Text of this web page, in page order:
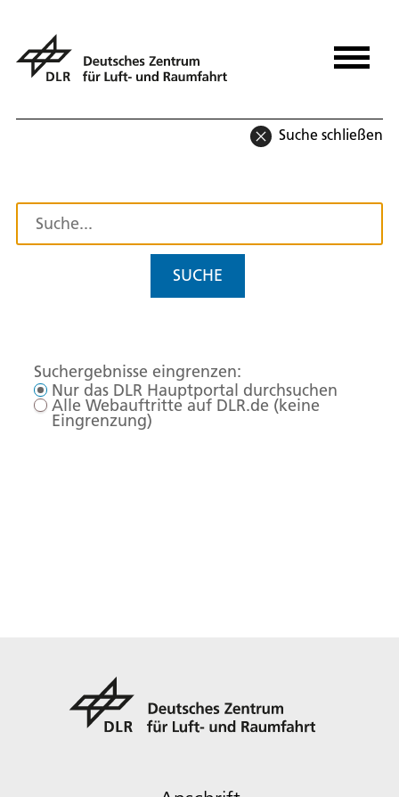
Suche schließen
SUCHE
Suchergebnisse eingrenzen:
Nur das DLR Hauptportal durchsuchen
Alle Webauftritte auf DLR.de (keine
Eingrenzung)